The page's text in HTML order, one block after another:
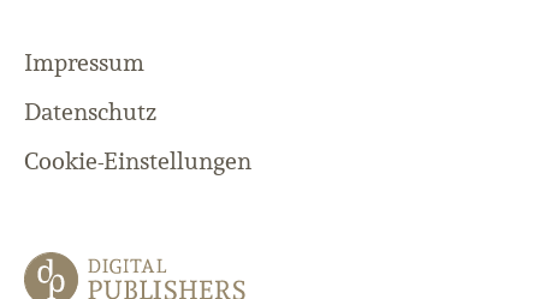
Impressum
Datenschutz
Cookie-Einstellungen